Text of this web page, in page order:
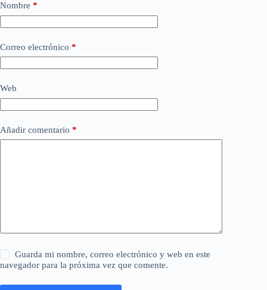
Nombre *
Correo electrónico *
Web
Añadir comentario *
Guarda mi nombre, correo electrónico y web en este
navegador para la próxima vez que comente.